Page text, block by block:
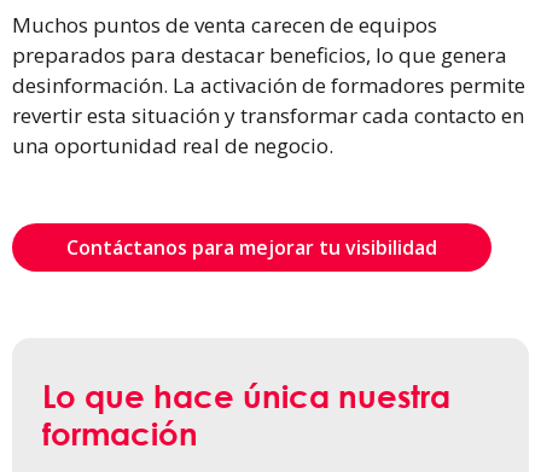
Muchos puntos de venta carecen de equipos
preparados para destacar beneficios, lo que genera
desinformación. La activación de formadores permite
revertir esta situación y transformar cada contacto en
una oportunidad real de negocio.
Contáctanos para mejorar tu visibilidad
Lo que hace única nuestra
formación